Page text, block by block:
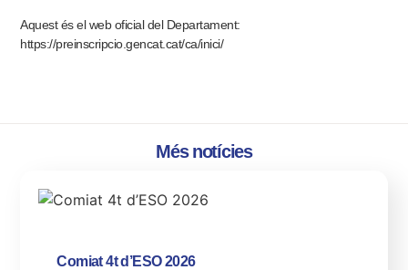
Aquest és el web oficial del Departament:
https://preinscripcio.gencat.cat/ca/inici/
Més notícies
Comiat 4t d’ESO 2026